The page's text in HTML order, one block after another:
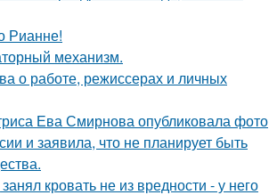
Рианне!
механизм.
о работе, режиссерах и личных
Ева Смирнова опубликовала фото
и заявила, что не планирует быть
кровать не из вредности - у него